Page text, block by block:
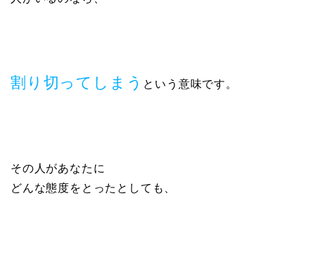
割り切ってしまう という意味です。
その人があなたに
どんな態度をとったとしても、